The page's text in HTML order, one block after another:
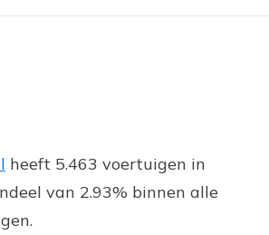
heeft 5.463 voertuigen in
van 2.93% binnen alle